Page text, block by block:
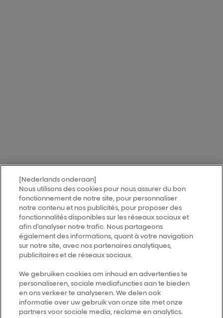
[Nederlands onderaan]
Nous utilisons des cookies pour nous assurer du bon
fonctionnement de notre site, pour personnaliser
notre contenu et nos publicités, pour proposer des
fonctionnalités disponibles sur les réseaux sociaux et
afin d’analyser notre trafic. Nous partageons
également des informations, quant à votre navigation
sur notre site, avec nos partenaires analytiques,
publicitaires et de réseaux sociaux.
We gebruiken cookies om inhoud en advertenties te
personaliseren, sociale mediafuncties aan te bieden
en ons verkeer te analyseren. We delen ook
informatie over uw gebruik van onze site met onze
partners voor sociale media, reclame en analytics.